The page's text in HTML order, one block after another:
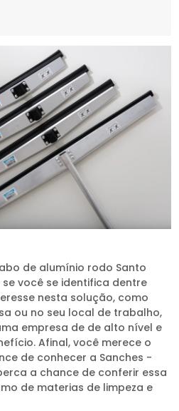
de alumínio rodo Santo
você se identifica dentre
nesta solução, como
ou no seu local de trabalho,
empresa de de alto nível e
Afinal, você merece o
de conhecer a Sanches -
a chance de conferir essa
de materias de limpeza e